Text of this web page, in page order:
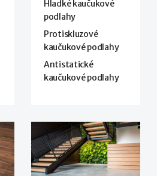
Hladké kaučukové
podlahy
Protiskluzové
kaučukové podlahy
Antistatické
kaučukové podlahy